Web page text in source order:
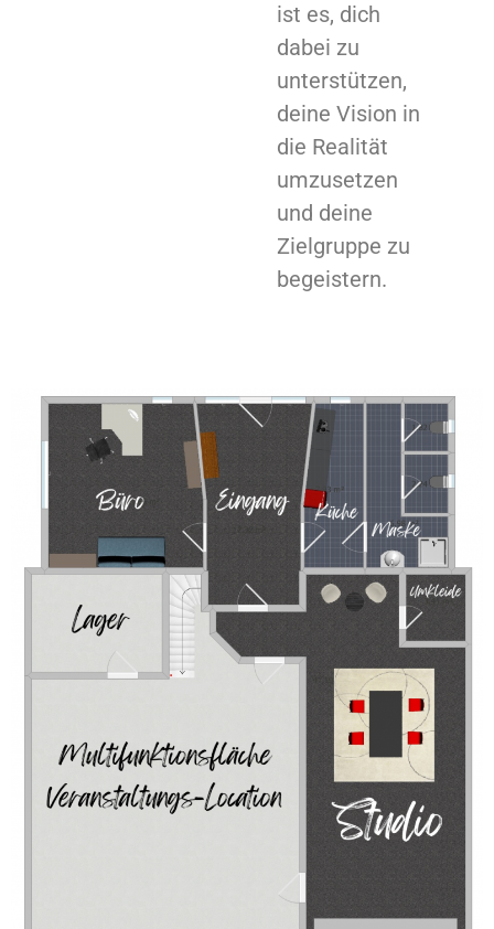
ist es, dich
dabei zu
unterstützen,
deine Vision in
die Realität
umzusetzen
und deine
Zielgruppe zu
begeistern.